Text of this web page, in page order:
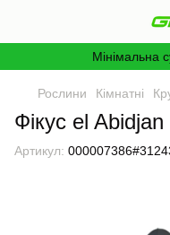
Мінімальна
Рослини Кімнатні
Фікус el Abidjan
Артикул: